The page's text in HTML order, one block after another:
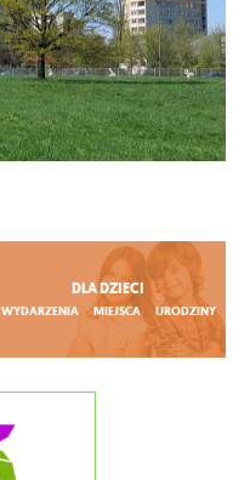
DLA DZIECI
WYDARZENIA MIEJSCA URODZINY